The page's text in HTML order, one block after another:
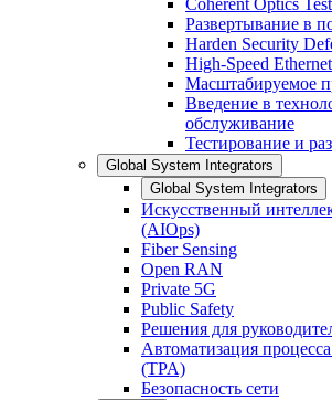
Coherent Optics
Развертывание в
Harden Security
High-Speed
Масштабируемое
Введение в
обслуживание
Тестирование и
Global System Integrators
Global System Integrators
Искусственный
(AIOps)
Fiber Sensing
Open RAN
Private 5G
Public Safety
Решения для
Автоматизация
(TPA)
Безопасность сети